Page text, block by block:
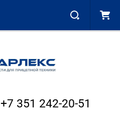
+7 351 242-20-51